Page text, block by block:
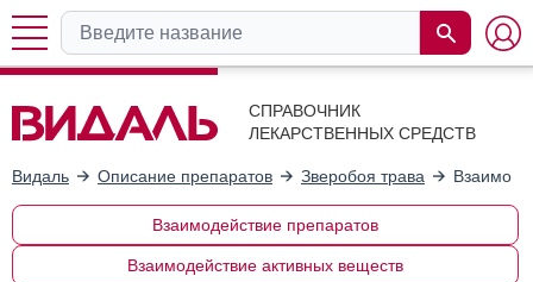
СПРАВОЧНИК
ЛЕКАРСТВЕННЫХ СРЕДСТВ
Видаль Описание препаратов Зверобоя трава
Взаимодействие препаратов
Взаимодействие активных веществ